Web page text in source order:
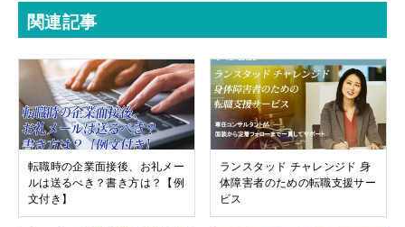
関連記事
転職時の企業面接後、お礼メー
ルは送るべき？書き方は？【例
文付き】
ランスタッド チャレンジド 身
体障害者のための転職支援サー
ビス